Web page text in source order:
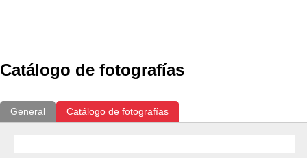
Catálogo de fotografías
General Catálogo de fotografías